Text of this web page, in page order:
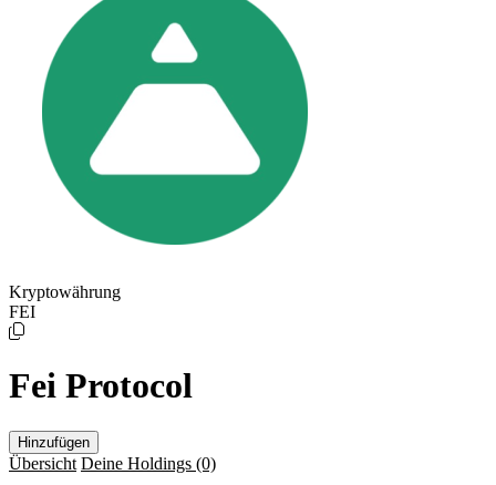
Kryptowährung
FEI
Fei Protocol
Hinzufügen
Übersicht Deine Holdings (0)